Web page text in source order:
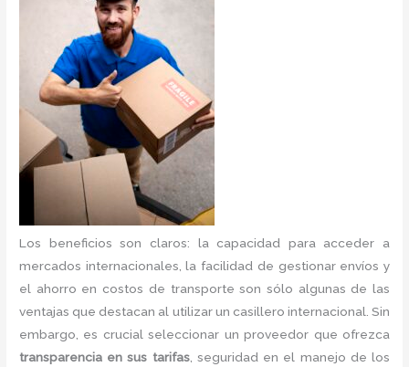
Los beneficios son claros: la capacidad para acceder a
mercados internacionales, la facilidad de gestionar envíos y
el ahorro en costos de transporte son sólo algunas de las
ventajas que destacan al utilizar un casillero internacional. Sin
embargo, es crucial seleccionar un proveedor que ofrezca
transparencia en sus tarifas, seguridad en el manejo de los